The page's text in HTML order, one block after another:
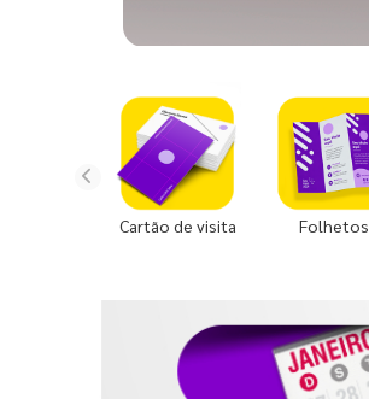
Cartão de visita Folhetos